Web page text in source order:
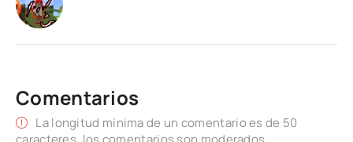
Comentarios
La longitud mínima de un comentario es de 50